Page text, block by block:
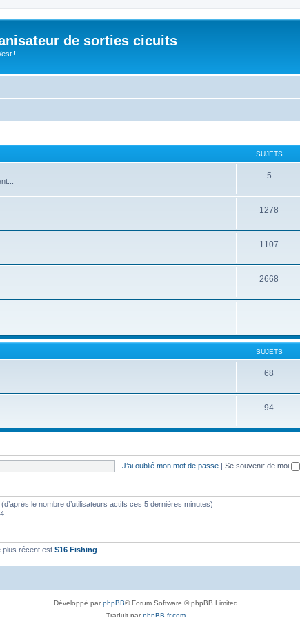
de sorties cicuits
!
SUJETS
5
1278
1107
2668
SUJETS
68
94
J’ai oublié mon mot de passe | Se souvenir de moi
le nombre d’utilisateurs actifs ces 5 dernières minutes)
plus récent est S16 Fishing
Développé parphpBB® Forum Software © phpBB Limited
Traduit parphpBB-fr.com